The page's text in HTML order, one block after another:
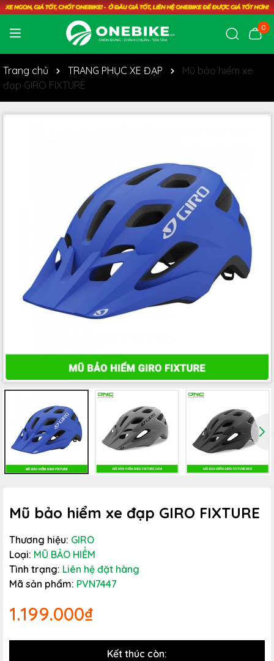
0
Trang chủ TRANG PHỤC XE ĐẠP
Mũ bảo hiểm xe
đạp GIRO FIXTURE
Mũ bảo hiểm xe đạp GIRO FIXTURE
Thương hiệu: GIRO
Loại: MŨ BẢO HIỂM
Tình trạng: Liên hệ đặt hàng
Mã sản phẩm: PVN7447
1.199.000₫
Kết thúc còn: